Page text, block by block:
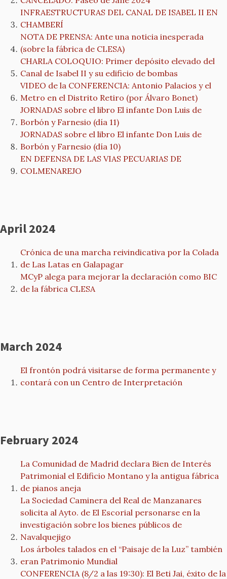
INFRAESTRUCTURAS DEL CANAL DE ISABEL II EN
CHAMBERÍ
NOTA DE PRENSA: Ante una noticia inesperada
(sobre la fábrica de CLESA)
CHARLA COLOQUIO: Primer depósito elevado del
Canal de Isabel II y su edificio de bombas
VIDEO de la CONFERENCIA: Antonio Palacios y el
Metro en el Distrito Retiro (por Álvaro Bonet)
JORNADAS sobre el libro El infante Don Luis de
Borbón y Farnesio (día 11)
JORNADAS sobre el libro El infante Don Luis de
Borbón y Farnesio (día 10)
EN DEFENSA DE LAS VIAS PECUARIAS DE
COLMENAREJO
April 2024
Crónica de una marcha reivindicativa por la Colada
de Las Latas en Galapagar
MCyP alega para mejorar la declaración como BIC
de la fábrica CLESA
March 2024
El frontón podrá visitarse de forma permanente y
contará con un Centro de Interpretación
February 2024
La Comunidad de Madrid declara Bien de Interés
Patrimonial el Edificio Montano y la antigua fábrica
de pianos aneja
La Sociedad Caminera del Real de Manzanares
solicita al Ayto. de El Escorial personarse en la
investigación sobre los bienes públicos de
Navalquejigo
Los árboles talados en el “Paisaje de la Luz” también
eran Patrimonio Mundial
CONFERENCIA (8/2 a las 19:30): El Beti Jai, éxito de la